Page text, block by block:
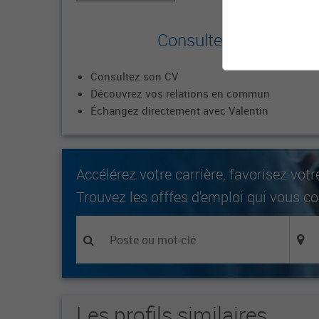
Consultez le profil
Consultez son CV
Découvrez vos relations en commun
Échangez directement avec Valentin
Accélérez votre carrière, favorisez
Trouvez les offfes d'emploi qui vous